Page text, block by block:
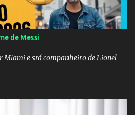
de Messi
Miami e srá companheiro de Lionel